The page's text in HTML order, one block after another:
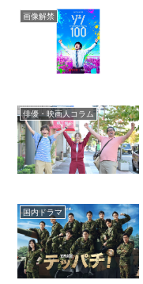
画像解禁
俳優・映画人コラム
国内ドラマ